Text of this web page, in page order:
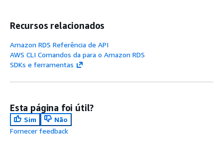
Recursos relacionados
Amazon RDS Referência de API
AWS CLI Comandos da para o Amazon RDS
SDKs e ferramentas
Esta página foi útil?
Sim
Não
Fornecer feedback